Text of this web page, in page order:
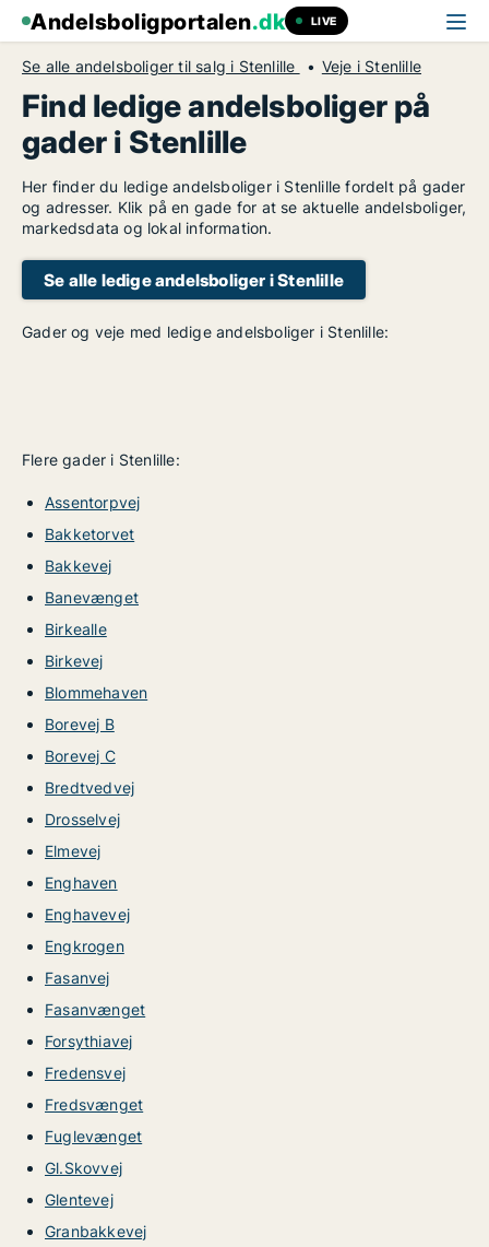
Andelsboligportalen.dk LIVE
Se alle andelsboliger til salg i Stenlille Veje i Stenlille
Find ledige andelsboliger på
gader i Stenlille
Her finder du ledige andelsboliger i Stenlille fordelt på gader
og adresser. Klik på en gade for at se aktuelle andelsboliger,
markedsdata og lokal information.
Se alle ledige andelsboliger i Stenlille
Gader og veje med ledige andelsboliger i Stenlille:
Flere gader i Stenlille:
Assentorpvej
Bakketorvet
Bakkevej
Banevænget
Birkealle
Birkevej
Blommehaven
Borevej B
Borevej C
Bredtvedvej
Drosselvej
Elmevej
Enghaven
Enghavevej
Engkrogen
Fasanvej
Fasanvænget
Forsythiavej
Fredensvej
Fredsvænget
Fuglevænget
Gl.Skovvej
Glentevej
Granbakkevej